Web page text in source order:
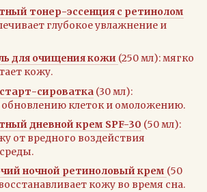
тонер-эссенция с ретинолом
глубокое увлажнение и
для очищения кожи (250 мл): мягко
кожу.
сироватка (30 мл):
обновлению клеток и омоложению.
дневной крем SPF-30 (50 мл):
от вредного воздействия
ночной ретиноловый крем (50
кожу во время сна.